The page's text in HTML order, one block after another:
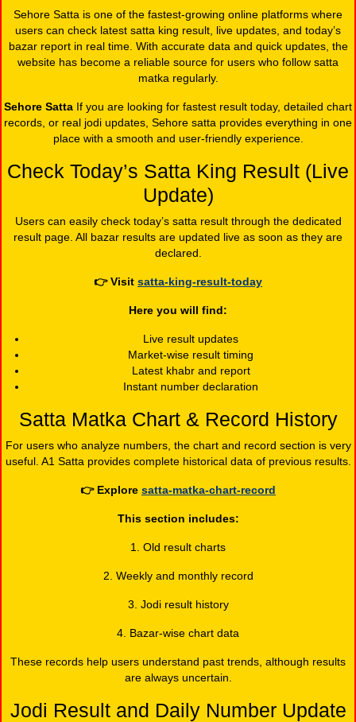
Sehore Satta is one of the fastest-growing online platforms where
users can check latest satta king result, live updates, and today’s
bazar report in real time. With accurate data and quick updates, the
website has become a reliable source for users who follow satta
matka regularly.
Sehore Satta If you are looking for fastest result today, detailed chart
records, or real jodi updates, Sehore satta provides everything in one
place with a smooth and user-friendly experience.
Check Today’s Satta King Result (Live
Update)
Users can easily check today’s satta result through the dedicated
result page. All bazar results are updated live as soon as they are
declared.
👉Visit satta-king-result-today
Here you will find:
Live result updates
Market-wise result timing
Latest khabr and report
Instant number declaration
Satta Matka Chart & Record History
For users who analyze numbers, the chart and record section is very
useful. A1 Satta provides complete historical data of previous results.
👉 Explore satta-matka-chart-record
This section includes:
1. Old result charts
2. Weekly and monthly record
3. Jodi result history
4. Bazar-wise chart data
These records help users understand past trends, although results
are always uncertain.
Jodi Result and Daily Number Update